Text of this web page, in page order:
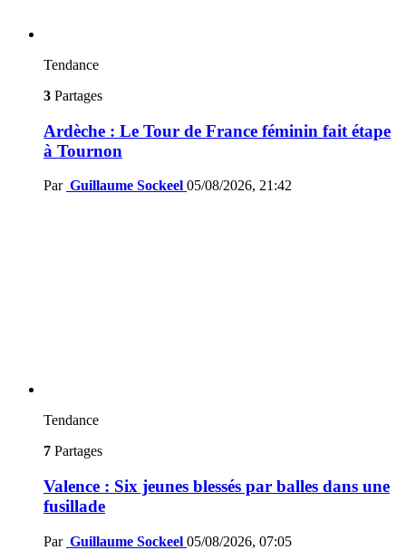
Tendance
3 Partages
Ardèche : Le Tour de France féminin fait étape
à Tournon
Par Guillaume Sockeel 05/08/2026, 21:42
Tendance
7 Partages
Valence : Six jeunes blessés par balles dans une
fusillade
Par Guillaume Sockeel 05/08/2026, 07:05